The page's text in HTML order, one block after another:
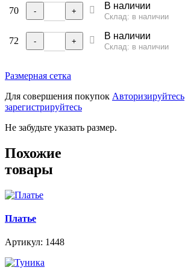
70 - + В наличии
Склад: в наличии
72 - + В наличии
Склад: в наличии
Размерная сетка
Для совершения покупок Авторизируйтесь
зарегистрируйтесь
Не забудьте указать размер.
Похожие
товары
Платье
Артикул: 1448